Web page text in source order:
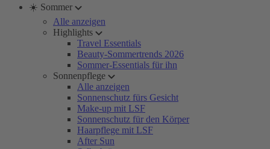
☀️ Sommer
Alle anzeigen
Highlights
Travel Essentials
Beauty-Sommertrends 2026
Sommer-Essentials für ihn
Sonnenpflege
Alle anzeigen
Sonnenschutz fürs Gesicht
Make-up mit LSF
Sonnenschutz für den Körper
Haarpflege mit LSF
After Sun